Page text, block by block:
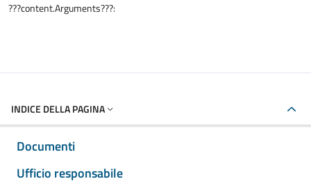
???content.Arguments???:
INDICE DELLA PAGINA
Documenti
Ufficio responsabile